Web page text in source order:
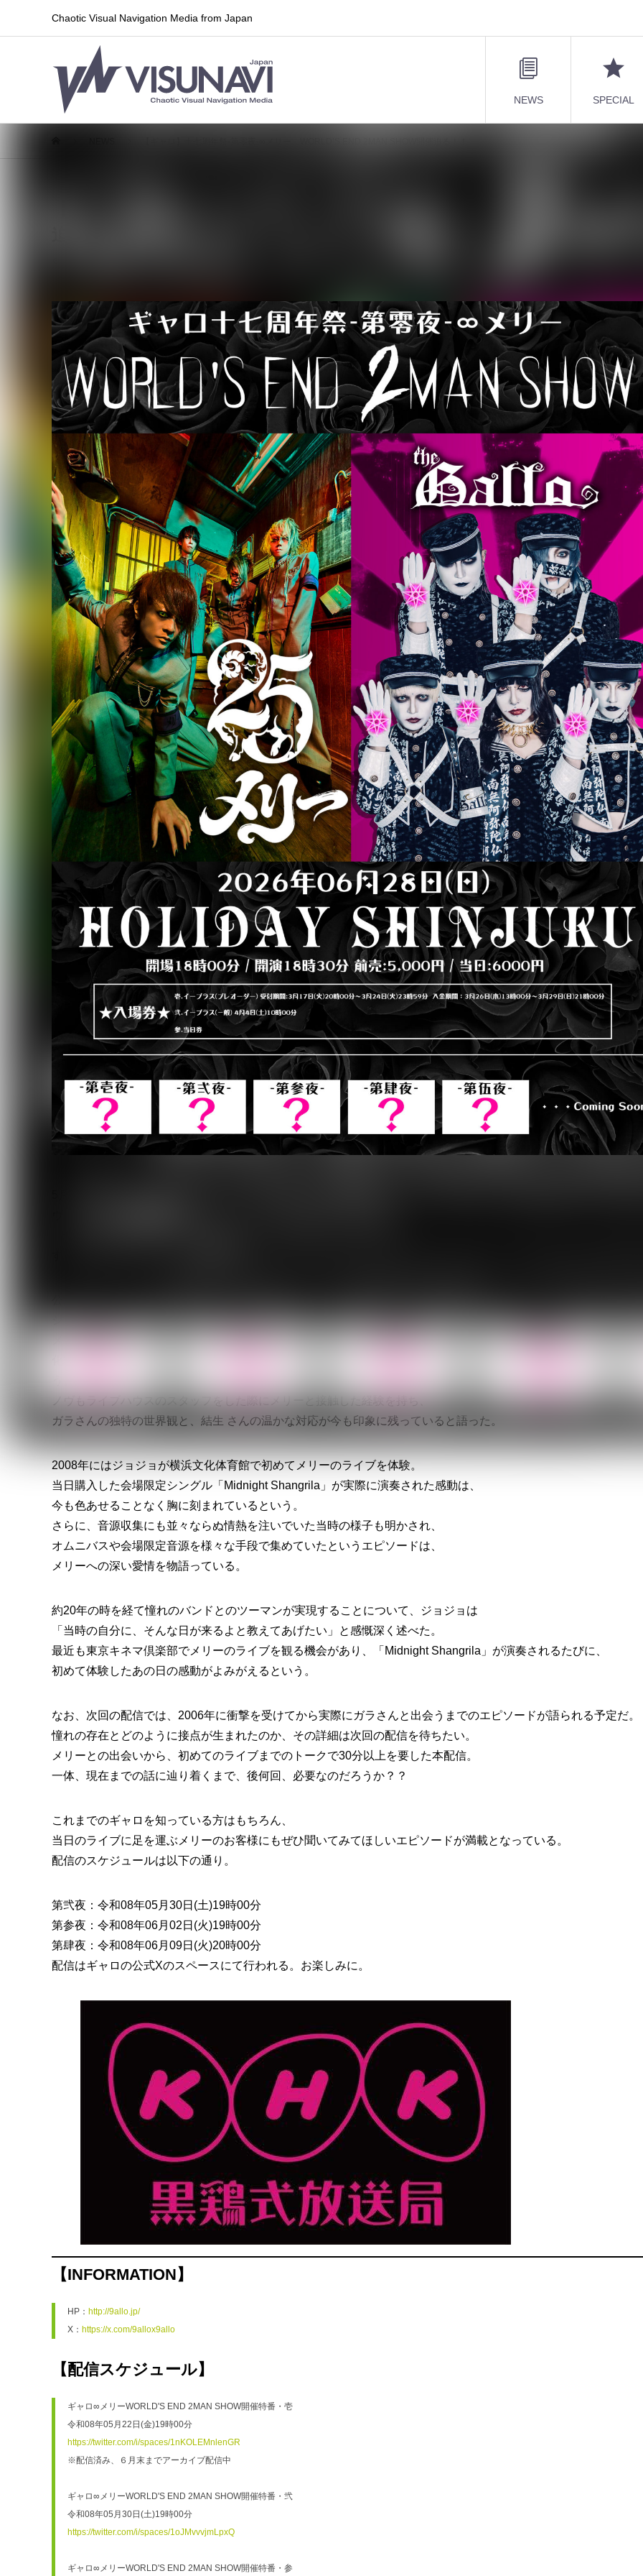
Chaotic Visual Navigation Media from Japan
NEWS SPECIAL
ジョジョは2006年、ヴィジュアル系バンドを始めるにあたって、
メリーの映像を目にしたことが出会いのきっかけだったと振り返る。
ノヴもライブハウスのスタッフをした際にメリーと接触した経験を持ち、
ガラさんの独特の世界観と、結生 さんの温かな対応が今も印象に残っていると語った。
2008年にはジョジョが横浜文化体育館で初めてメリーのライブを体験。
当日購入した会場限定シングル「Midnight Shangrila」が実際に演奏された感動は、
今も色あせることなく胸に刻まれているという。
さらに、音源収集にも並々ならぬ情熱を注いでいた当時の様子も明かされ、
オムニバスや会場限定音源を様々な手段で集めていたというエピソードは、
メリーへの深い愛情を物語っている。
約20年の時を経て憧れのバンドとのツーマンが実現することについて、ジョジョは
「当時の自分に、そんな日が来るよと教えてあげたい」と感慨深く述べた。
最近も東京キネマ倶楽部でメリーのライブを観る機会があり、「Midnight Shangrila」が演奏されるたびに、
初めて体験したあの日の感動がよみがえるという。
なお、次回の配信では、2006年に衝撃を受けてから実際にガラさんと出会うまでのエピソードが語られる予定だ。
憧れの存在とどのように接点が生まれたのか、その詳細は次回の配信を待ちたい。
メリーとの出会いから、初めてのライブまでのトークで30分以上を要した本配信。
一体、現在までの話に辿り着くまで、後何回、必要なのだろうか？？
これまでのギャロを知っている方はもちろん、
当日のライブに足を運ぶメリーのお客様にもぜひ聞いてみてほしいエピソードが満載となっている。
配信のスケジュールは以下の通り。
第弐夜：令和08年05月30日(土)19時00分
第参夜：令和08年06月02日(火)19時00分
第肆夜：令和08年06月09日(火)20時00分
配信はギャロの公式Xのスペースにて行われる。お楽しみに。
【INFORMATION】
HP： http://9allo.jp/
X： https://x.com/9allox9allo
【配信スケジュール】
ギャロ∞メリーWORLD'S END 2MAN SHOW開催特番・壱
令和08年05月22日(金)19時00分
https://twitter.com/i/spaces/1nKOLEMnlenGR
※配信済み、６月末までアーカイブ配信中
ギャロ∞メリーWORLD'S END 2MAN SHOW開催特番・弐
令和08年05月30日(土)19時00分
https://twitter.com/i/spaces/1oJMvvvjmLpxQ
ギャロ∞メリーWORLD'S END 2MAN SHOW開催特番・参